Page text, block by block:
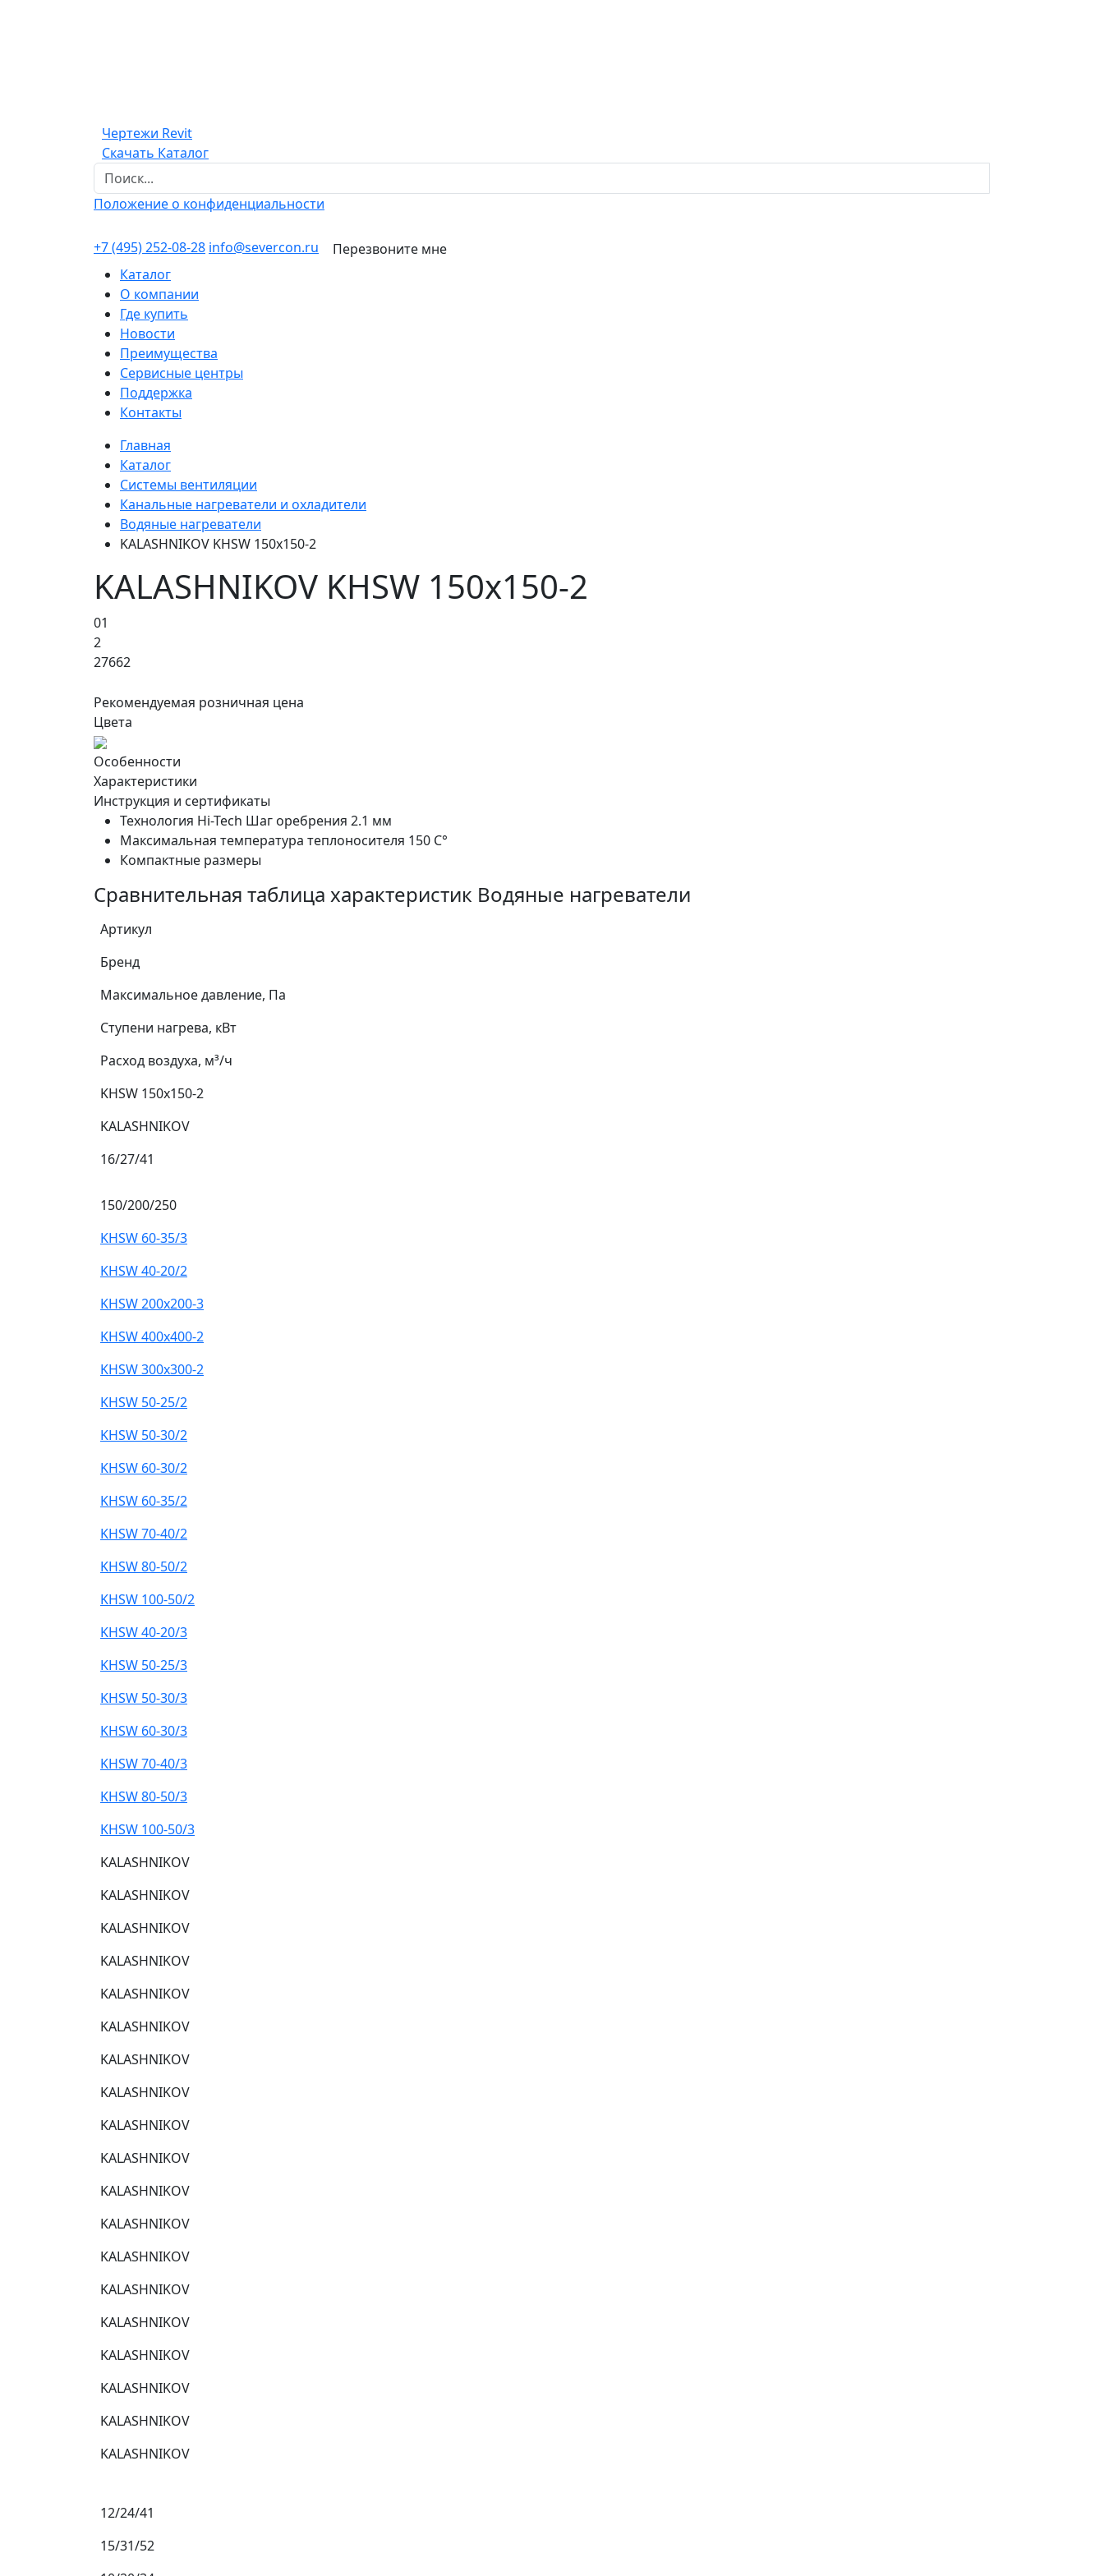
Чертежи Revit
Скачать Каталог
Положение о конфиденциальности
+7 (495) 252-08-28 info@severcon.ru
Перезвоните мне
Каталог
О компании
Где купить
Новости
Преимущества
Сервисные центры
Поддержка
Контакты
Главная
Каталог
Системы вентиляции
Канальные нагреватели и охладители
Водяные нагреватели
KALASHNIKOV KHSW 150x150-2
KALASHNIKOV KHSW 150x150-2
01
2
27662
Рекомендуемая розничная цена
Цвета
Особенности
Характеристики
Инструкция и сертификаты
Технология Hi-Tech Шаг оребрения 2.1 мм
Максимальная температура теплоносителя 150 C°
Компактные размеры
Сравнительная таблица характеристик Водяные нагреватели
Артикул
Бренд
Максимальное давление, Па
Ступени нагрева, кВт
Расход воздуха, м³/ч
KHSW 150x150-2
KALASHNIKOV
16/27/41
150/200/250
KHSW 60-35/3
KHSW 40-20/2
KHSW 200x200-3
KHSW 400x400-2
KHSW 300x300-2
KHSW 50-25/2
KHSW 50-30/2
KHSW 60-30/2
KHSW 60-35/2
KHSW 70-40/2
KHSW 80-50/2
KHSW 100-50/2
KHSW 40-20/3
KHSW 50-25/3
KHSW 50-30/3
KHSW 60-30/3
KHSW 70-40/3
KHSW 80-50/3
KHSW 100-50/3
KALASHNIKOV
KALASHNIKOV
KALASHNIKOV
KALASHNIKOV
KALASHNIKOV
KALASHNIKOV
KALASHNIKOV
KALASHNIKOV
KALASHNIKOV
KALASHNIKOV
KALASHNIKOV
KALASHNIKOV
KALASHNIKOV
KALASHNIKOV
KALASHNIKOV
KALASHNIKOV
KALASHNIKOV
KALASHNIKOV
KALASHNIKOV
12/24/41
15/31/52